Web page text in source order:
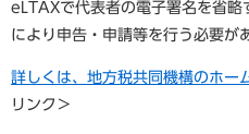
eLTAXで代表者の電子署名を省略
により申告・申請等を行う必要が
詳しくは、地方税共同機構のホー
リンク＞